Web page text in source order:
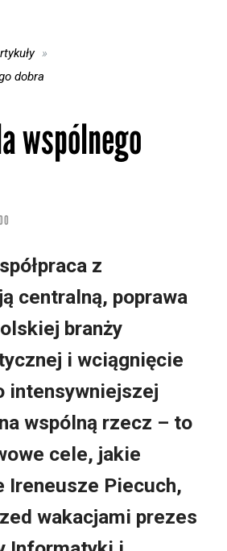
dobra
wspólnego
z
centralną, poprawa
branży
i wciągnięcie
intensywniejszej
wspólną rzecz – to
cele, jakie
Ireneusze Piecuch,
wakacjami prezes